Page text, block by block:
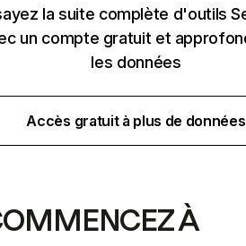
la suite complète d'outils
un compte gratuit et
les données
Accès gratuit à plus de données
À